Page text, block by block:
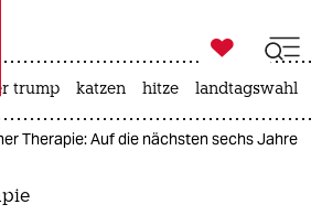
taz zahl ich
zahl ich

taz zahl ich
trump katzen hitze landtagswahl
Therapie: Auf die nächsten sechs Jahre